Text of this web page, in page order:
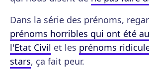
Dans la série des prénoms,
prénoms horribles qui ont été
l'Etat Civil et les prénoms
stars, ça fait peur.